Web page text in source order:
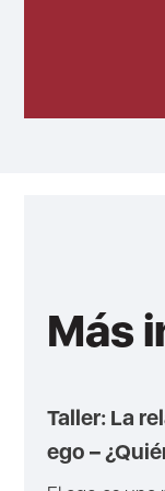
Más
Taller: La
ego –